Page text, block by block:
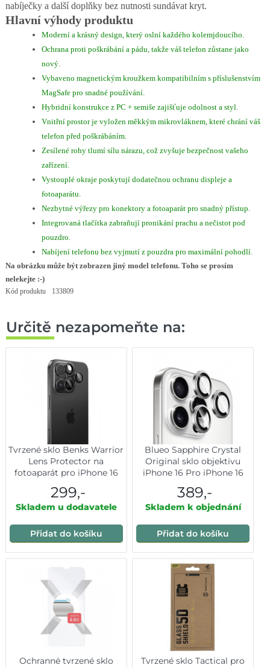
nabíječky a další doplňky bez nutnosti sundávat kryt.
Hlavní výhody produktu
Moderní a krásný design, který oslní každého kolemjdoucího.
Ochrana proti poškrábání a pádu, takže váš telefon zůstane jako
nový.
Vybaveno magnetickým kroužkem kompatibilním s příslušenstvím
MagSafe pro snadné používání.
Hybridní konstrukce z PC + semiše zajišťuje odolnost a styl.
Vnitřní prostor je vyložen měkkým mikrovláknem, které chrání váš
telefon před poškrábáním.
Zesílené rohy tlumí sílu nárazu, což zvyšuje bezpečnost vašeho
zařízení.
Vystouplé okraje poskytují dodatečnou ochranu displeje a
fotoaparátu.
Nezbytné výřezy pro konektory a fotoaparát pro snadný přístup.
Integrovaná tlačítka zabraňují pronikání prachu a nečistot pod
pouzdro.
Nabíjení telefonu bez vyjmutí z pouzdra pro maximální pohodlí.
Na obrázku může být zobrazen jiný model telefonu. Toho se prosím
nelekejte :-)
Kód produktu 133809
Určitě nezapomeňte na:
Tvrzené sklo Benks Warrior
Lens Protector na
fotoaparát pro iPhone 16
kusy) stříbrná
299,-
Skladem u dodavatele
Přidat do košíku
Blueo Sapphire Crystal
Original sklo objektivu
iPhone 16 Pro iPhone 16
389,-
Skladem k objednání
Přidat do košíku
Ochranné tvrzené sklo
Tvrzené sklo Tactical pro